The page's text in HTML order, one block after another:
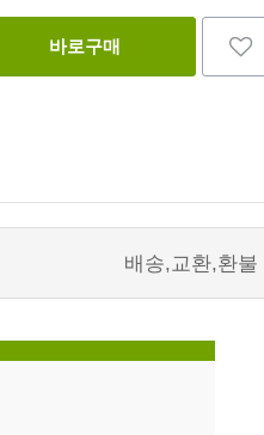
바로구매
배송,교환,환불